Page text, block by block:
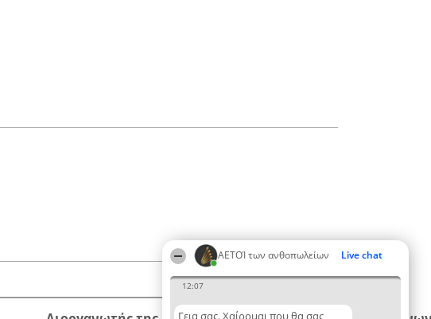
ΑΕΤΟΊ των ανθοπωλείων Live chat
12:07
Γεια σας. Χαίρομαι που θα σας